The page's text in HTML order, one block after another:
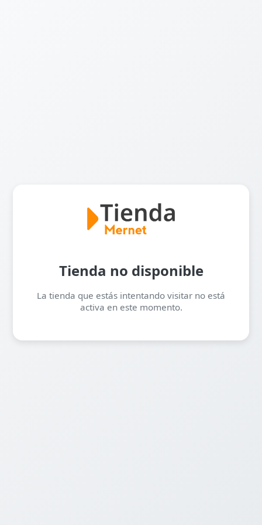
Tienda no disponible
La tienda que estás intentando visitar no está
activa en este momento.